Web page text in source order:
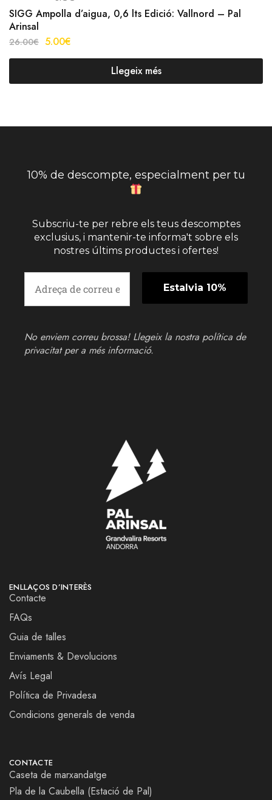
SIGG Ampolla d’aigua, 0,6 lts Edició: Vallnord – Pal
Arinsal
26.00€ 5.00€
Llegeix més
10% de descompte, especialment per tu
Subscriu-te per rebre els teus descomptes
exclusius, i mantenir-te informa't sobre els
nostres últims productes i ofertes!
No enviem correu brossa! Llegeix la nostra política de
privacitatper a més informació.
ENLLAÇOS D’INTERÈS
Contacte
FAQs
Guia de talles
Enviaments & Devolucions
Avís Legal
Política de Privadesa
Condicions generals de venda
CONTACTE
Caseta de marxandatge
Pla de la Caubella (Estació de Pal)